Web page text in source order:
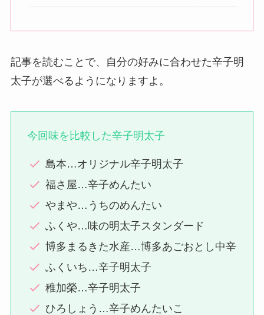
記事を読むことで、自分の好みに合わせた辛子明
太子が選べるようになりますよ。
今回味を比較した辛子明太子
島本…オリジナル辛子明太子
福さ屋…辛子めんたい
やまや…うちのめんたい
ふくや…味の明太子スタンダード
博多まるきた水産…博多あごおとし中辛
ふくいち…辛子明太子
稚加榮…辛子明太子
ひろしょう…辛子めんたいこ